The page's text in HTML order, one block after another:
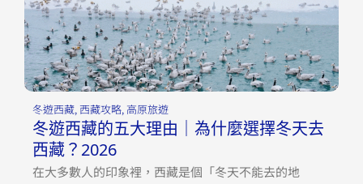
冬遊西藏, 西藏攻略, 高原旅遊
冬遊西藏的五大理由｜為什麼選擇冬天去
西藏？2026
在大多數人的印象裡，西藏是個「冬天不能去的地